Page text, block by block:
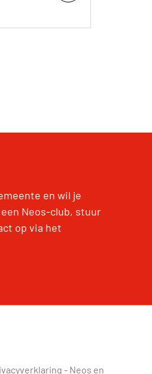
en wil je
Neos-club, stuur
op via het
- Neos en